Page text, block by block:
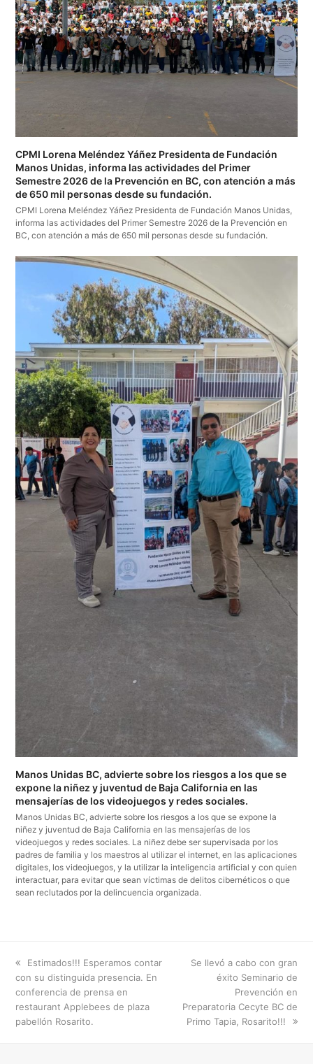
CPMI Lorena Meléndez Yáñez Presidenta de Fundación
Manos Unidas, informa las actividades del Primer
Semestre 2026 de la Prevención en BC, con atención a más
de 650 mil personas desde su fundación.
CPMI Lorena Meléndez Yáñez Presidenta de Fundación Manos Unidas,
informa las actividades del Primer Semestre 2026 de la Prevención en
BC, con atención a más de 650 mil personas desde su fundación.
Manos Unidas BC, advierte sobre los riesgos a los que se
expone la niñez y juventud de Baja California en las
mensajerías de los videojuegos y redes sociales.
Manos Unidas BC, advierte sobre los riesgos a los que se expone la
niñez y juventud de Baja California en las mensajerías de los
videojuegos y redes sociales. La niñez debe ser supervisada por los
padres de familia y los maestros al utilizar el internet, en las aplicaciones
digitales, los videojuegos, y la utilizar la inteligencia artificial y con quien
interactuar, para evitar que sean víctimas de delitos cibernéticos o que
sean reclutados por la delincuencia organizada.
previous
post:
Estimados!!! Esperamos contar
con su distinguida presencia. En
conferencia de prensa en
restaurant Applebees de plaza
pabellón Rosarito.
next
Se llevó a cabo con gran
éxito Seminario de
Prevención en
Preparatoria Cecyte BC de
Primo Tapia, Rosarito!!!